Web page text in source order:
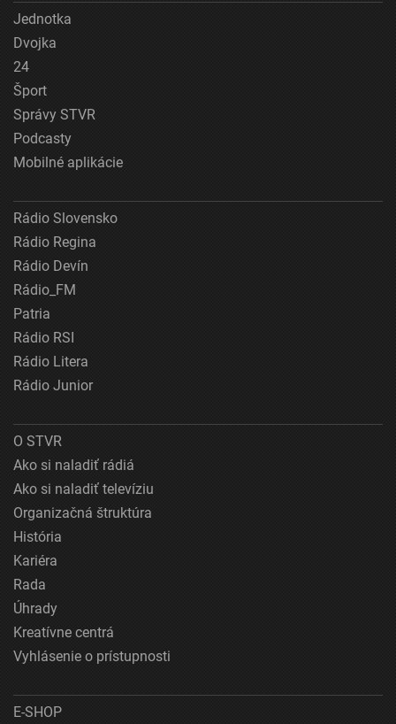
Jednotka
Dvojka
24
Šport
Správy STVR
Podcasty
Mobilné aplikácie
Rádio Slovensko
Rádio Regina
Rádio Devín
Rádio_FM
Patria
Rádio RSI
Rádio Litera
Rádio Junior
O STVR
Ako si naladiť rádiá
Ako si naladiť televíziu
Organizačná štruktúra
História
Kariéra
Rada
Úhrady
Kreatívne centrá
Vyhlásenie o prístupnosti
E-SHOP